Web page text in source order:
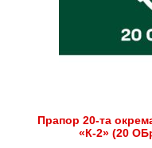
Прапор 20-та
«К-2» (20